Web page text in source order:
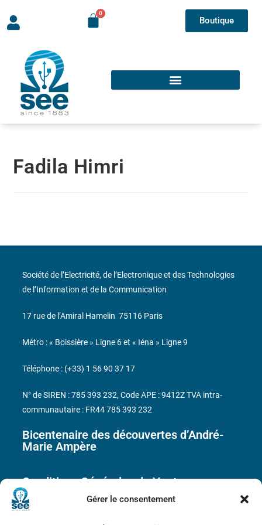
Gérer le consentement
Boutique
Fadila Himri
Bicentenaire des découvertes d’André-
Marie Ampère
Conditions Générales de Vente
Société de l’Electricité, de l’Electronique et des Technologies
de l’Information et de la Communication
17 rue de l’Amiral Hamelin 75116 Paris
Métro : « Boissière » Ligne 6 et « Iéna » Ligne 9
Téléphone : (+33) 1 56 90 37 17
N° de SIREN : 785 393 232, Code APE : 9412Z TVA intra-
communautaire : FR44 785 393 232